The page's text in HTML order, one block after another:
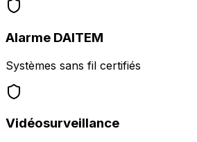
Alarme DAITEM
Systèmes sans fil certifiés
Vidéosurveillance